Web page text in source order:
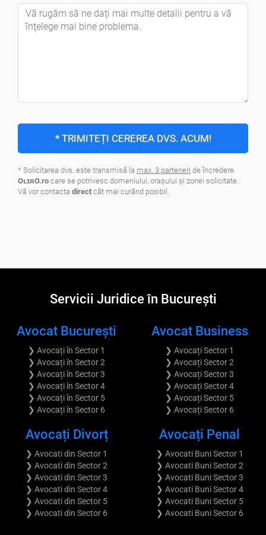
* TRIMITEȚI CEREREA DVS. ACUM!
* Solicitarea dvs. este transmisă la max. 3 parteneri de încredere
OʟɪʀO.ro care se potrivesc domeniului, oraşului şi zonei solicitate.
Vă vor contacta direct cât mai curând posibil.
Servicii Juridice în București
Avocat București
❯ Avocați în Sector 1
❯ Avocați în Sector 2
❯ Avocați în Sector 3
❯ Avocați în Sector 4
❯ Avocați în Sector 5
❯ Avocați în Sector 6
Avocat Business
❯ Avocați Sector 1
❯ Avocați Sector 2
❯ Avocați Sector 3
❯ Avocați Sector 4
❯ Avocați Sector 5
❯ Avocați Sector 6
Avocați Divorț
❯ Avocati din Sector 1
❯ Avocati din Sector 2
❯ Avocati din Sector 3
❯ Avocati din Sector 4
❯ Avocati din Sector 5
❯ Avocati din Sector 6
Avocați Penal
❯ Avocati Buni Sector 1
❯ Avocati Buni Sector 2
❯ Avocati Buni Sector 3
❯ Avocati Buni Sector 4
❯ Avocati Buni Sector 5
❯ Avocati Buni Sector 6